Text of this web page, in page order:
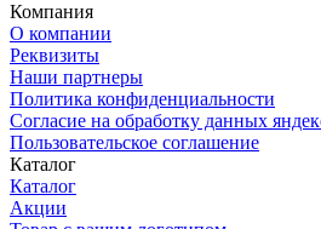
Компания
О компании
Реквизиты
Наши партнеры
Политика конфиденциальности
Согласие на обработку данных
Пользовательское соглашение
Каталог
Каталог
Акции